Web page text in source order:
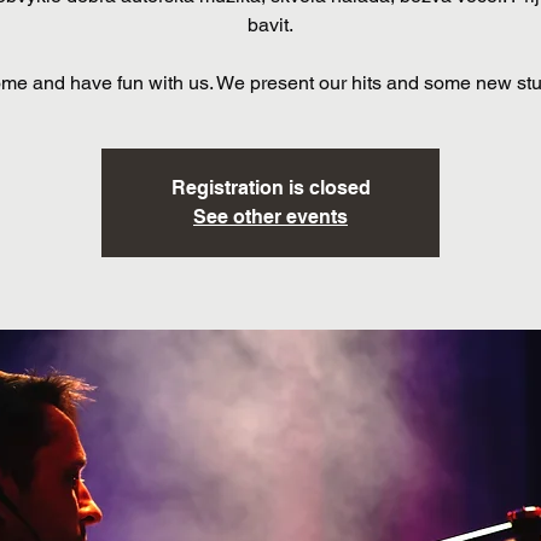
bavit.
and have fun with us. We present our hits and some new
Registration is closed
See other events